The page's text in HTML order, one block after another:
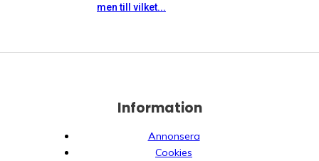
men till vilket...
Information
Annonsera
Cookies